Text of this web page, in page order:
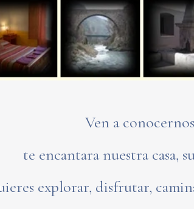
Ven a
te encantara nuestra casa,
explorar, disfrutar,